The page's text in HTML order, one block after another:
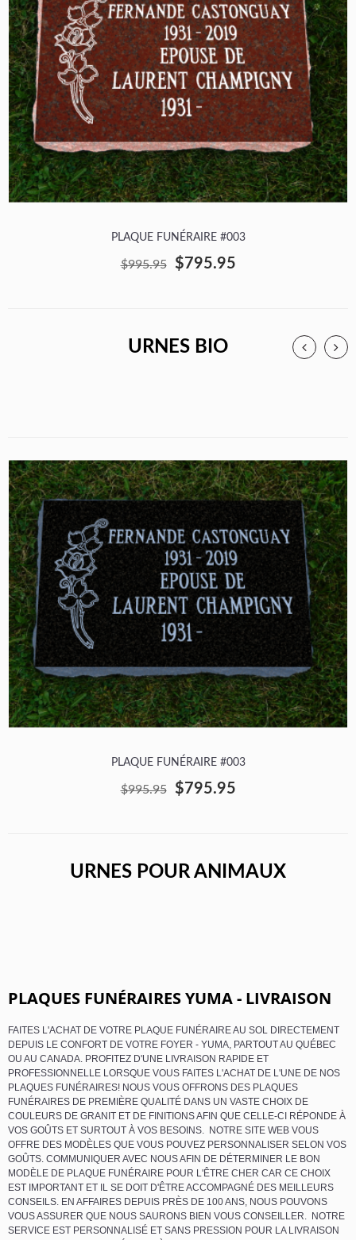
PLAQUE FUNÉRAIRE #003
$995.95 $795.95
URNES BIO
PLAQUE FUNÉRAIRE #003
$995.95 $795.95
URNES POUR ANIMAUX
PLAQUES FUNÉRAIRES YUMA - LIVRAISON
FAITES L'ACHAT DE VOTRE PLAQUE FUNÉRAIRE AU SOL DIRECTEMENT
DEPUIS LE CONFORT DE VOTRE FOYER - YUMA, PARTOUT AU QUÉBEC
OU AU CANADA. PROFITEZ D'UNE LIVRAISON RAPIDE ET
PROFESSIONNELLE LORSQUE VOUS FAITES L'ACHAT DE L'UNE DE NOS
PLAQUES FUNÉRAIRES! NOUS VOUS OFFRONS DES PLAQUES
FUNÉRAIRES DE PREMIÈRE QUALITÉ DANS UN VASTE CHOIX DE
COULEURS DE GRANIT ET DE FINITIONS AFIN QUE CELLE-CI RÉPONDE À
VOS GOÛTS ET SURTOUT À VOS BESOINS. NOTRE SITE WEB VOUS
OFFRE DES MODÈLES QUE VOUS POUVEZ PERSONNALISER SELON VOS
GOÛTS. COMMUNIQUER AVEC NOUS AFIN DE DÉTERMINER LE BON
MODÈLE DE PLAQUE FUNÉRAIRE POUR L'ÊTRE CHER CAR CE CHOIX
EST IMPORTANT ET IL SE DOIT D'ÊTRE ACCOMPAGNÉ DES MEILLEURS
CONSEILS. EN AFFAIRES DEPUIS PRÈS DE 100 ANS, NOUS POUVONS
VOUS ASSURER QUE NOUS SAURONS BIEN VOUS CONSEILLER. NOTRE
SERVICE EST PERSONNALISÉ ET SANS PRESSION POUR LA LIVRAISON